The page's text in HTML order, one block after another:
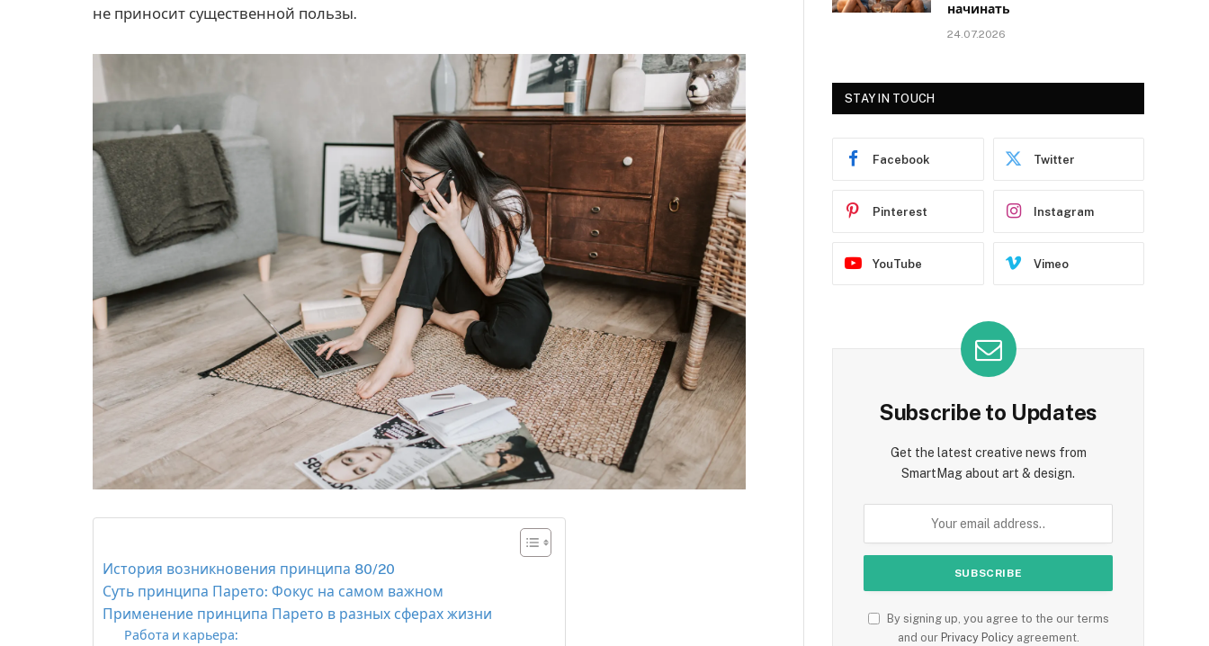
не приносит существенной пользы.
История возникновения принципа 80/20
Суть принципа Парето: Фокус на самом важном
Применение принципа Парето в разных сферах жизни
Работа и карьера:
начинать
24.07.2026
STAY IN TOUCH
Facebook Twitter
Pinterest Instagram
YouTube Vimeo
Subscribe to Updates
Get the latest creative news from
SmartMag about art & design.
By signing up, you agree to the our terms
and our Privacy Policyagreement.